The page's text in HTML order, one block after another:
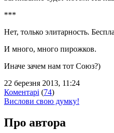
***
Нет, только элитарность.
И много, много пирожков.
Иначе зачем нам тот Союз?)
22 березня 2013, 11:24
Коментарі (74)
Вислови свою думку!
Про автора